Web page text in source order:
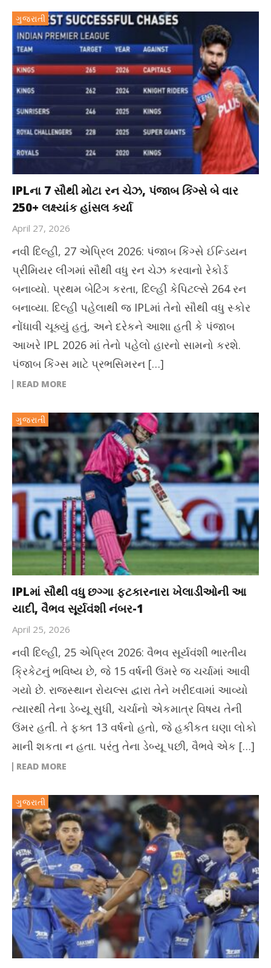
ગુજરાતી
IPLના 7 સૌથી મોટા રન ચેઝ, પંજાબ કિંગ્સે બે વાર
250+ લક્ષ્યાંક હાંસલ કર્યા
April 27, 2026
નવી દિલ્હી, 27 એપ્રિલ 2026: પંજાબ કિંગ્સે ઈન્ડિયન
પ્રીમિયર લીગમાં સૌથી વધુ રન ચેઝ કરવાનો રેકોર્ડ
બનાવ્યો. પ્રથમ બેટિંગ કરતા, દિલ્હી કેપિટલ્સે 264 રન
બનાવ્યા. દિલ્હી પહેલાથી જ IPLમાં તેનો સૌથી વધુ સ્કોર
નોંધાવી ચૂક્યું હતું, અને દરેકને આશા હતી કે પંજાબ
આખરે IPL 2026 માં તેનો પહેલો હારનો સામનો કરશે.
પંજાબ કિંગ્સ માટે પ્રભસિમરન […]
READ MORE
ગુજરાતી
IPLમાં સૌથી વધુ છગ્ગા ફટકારનારા ખેલાડીઓની આ
યાદી, વૈભવ સૂર્યવંશી નંબર-1
April 25, 2026
નવી દિલ્હી, 25 એપ્રિલ 2026: વૈભવ સૂર્યવંશી ભારતીય
ક્રિકેટનું ભવિષ્ય છે, જે 15 વર્ષની ઉંમરે જ ચર્ચામાં આવી
ગયો છે. રાજસ્થાન રોયલ્સ દ્વારા તેને ખરીદવામાં આવ્યો
ત્યારથી તેના ડેબ્યૂ સુધી, ચર્ચાનો એકમાત્ર વિષય તેની
ઉંમર હતી. તે ફક્ત 13 વર્ષનો હતો, જે હકીકત ઘણા લોકો
માની શકતા ન હતા. પરંતુ તેના ડેબ્યૂ પછી, વૈભવે એક […]
READ MORE
ગુજરાતી